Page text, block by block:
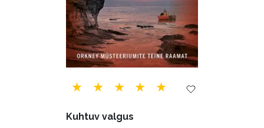
Tehnika (6)
Telekommunikatsioon (9)
Tervis (147)
Transport (8)
Ulme ja fantaasia (244)
Kuhtuv valgus